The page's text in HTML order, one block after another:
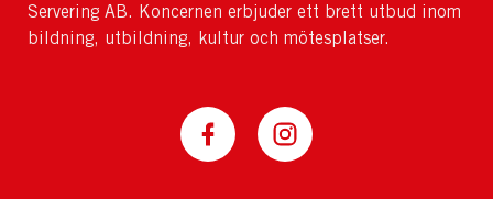
Servering AB. Koncernen erbjuder ett brett utbud inom
bildning, utbildning, kultur och mötesplatser.